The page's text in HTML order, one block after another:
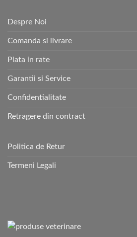
Despre Noi
Comanda si livrare
Plata in rate
Garantii si Service
Confidentialitate
Retragere din contract
Politica de Retur
Termeni Legali